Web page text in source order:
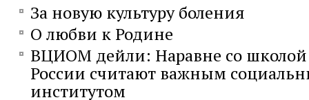
За новую культуру боления
О любви к Родине
ВЦИОМ дейли: Наравне со
России считают важным
институтом